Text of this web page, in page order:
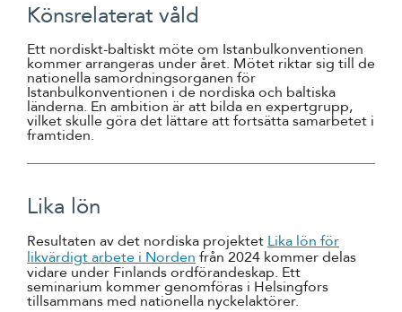
Könsrelaterat våld
Ett nordiskt-baltiskt möte om Istanbulkonventionen
kommer arrangeras under året. Mötet riktar sig till de
nationella samordningsorganen för
Istanbulkonventionen i de nordiska och baltiska
länderna. En ambition är att bilda en expertgrupp,
vilket skulle göra det lättare att fortsätta samarbetet i
framtiden.
Lika lön
Resultaten av det nordiska projektet Lika lön för
likvärdigt arbete i Norden från 2024 kommer delas
vidare under Finlands ordförandeskap. Ett
seminarium kommer genomföras i Helsingfors
tillsammans med nationella nyckelaktörer.